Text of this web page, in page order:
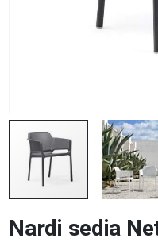
all'inizio
Nardi sedia